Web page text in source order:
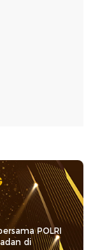
POLRI
di